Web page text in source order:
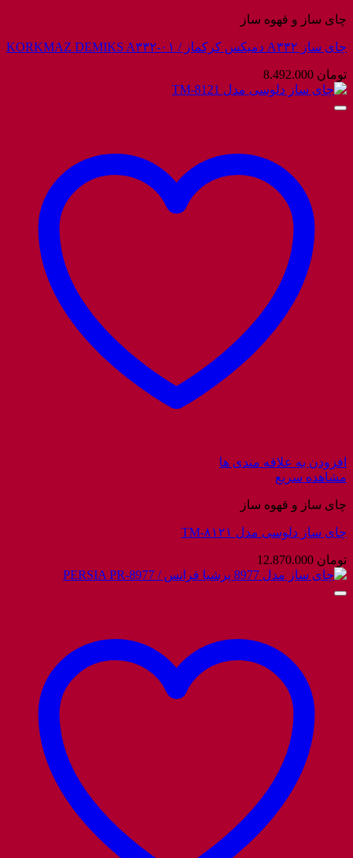
چای ساز و قهوه ساز
چای ساز A۳۳۲ دمیکس کرکماز / KORKMAZ DEMIKS A۳۳۲-۰۱
تومان
افزودن به علاقه مندی ها
مشاهده سریع
چای ساز و قهوه ساز
چای ساز دلوسی مدل TM-۸۱۲۱
تومان